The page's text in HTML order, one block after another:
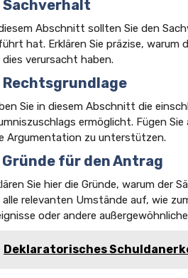
Sachverhalt
Abschnitt sollten Sie den
hat. Erklären Sie präzise,
dies verursacht haben.
Rechtsgrundlage
Sie in diesem Abschnitt die
ermöglicht. Fügen
Argumentation zu unterstützen.
Gründe für den Antrag
Sie hier die Gründe, warum der
alle relevanten Umstände auf, wie
oder andere
Deklaratorisches